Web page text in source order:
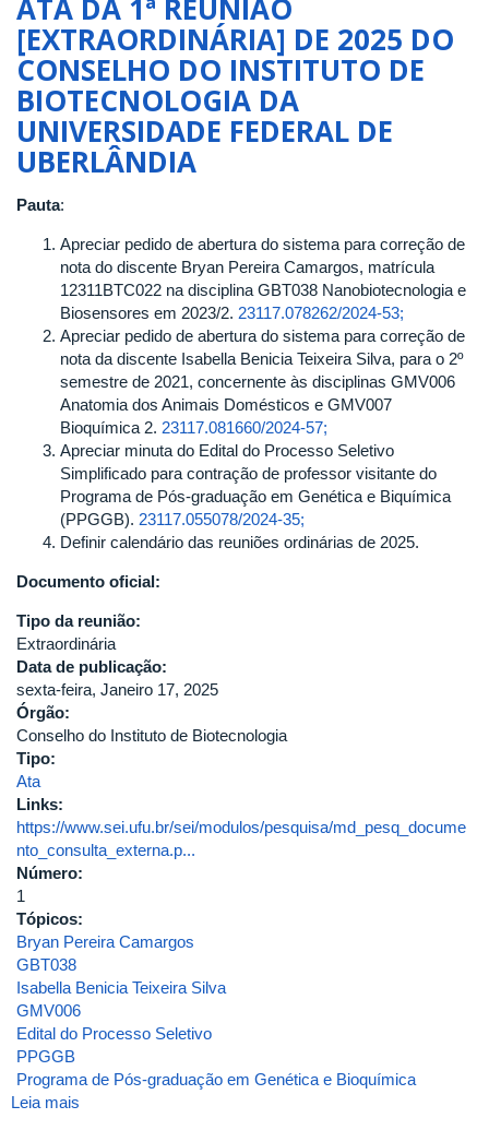
3ª
REUNIÃO
[ORDINÁRIA]
DE
2025
DO
CONSELHO
DO
BIOTECNOLOGIA
DA
UNIVERSIDADE
FEDERAL
DE
UBERLÂNDIA
ATA DA 1ª REUNIÃO
[EXTRAORDINÁRIA] DE 2025 DO
CONSELHO DO INSTITUTO DE
BIOTECNOLOGIA DA
UNIVERSIDADE FEDERAL DE
UBERLÂNDIA
Pauta:
Apreciar pedido de abertura do sistema para correção de
nota do discente Bryan Pereira Camargos, matrícula
12311BTC022 na disciplina GBT038 Nanobiotecnologia e
Biosensores em 2023/2. 23117.078262/2024-53;
Apreciar pedido de abertura do sistema para correção de
nota da discente Isabella Benicia Teixeira Silva, para o 2º
semestre de 2021, concernente às disciplinas GMV006
Anatomia dos Animais Domésticos e GMV007
Bioquímica 2. 23117.081660/2024-57;
Apreciar minuta do Edital do Processo Seletivo
Simplificado para contração de professor visitante do
Programa de Pós-graduação em Genética e Biquímica
(PPGGB). 23117.055078/2024-35;
Definir calendário das reuniões ordinárias de 2025.
Documento oficial:
Tipo da reunião:
Extraordinária
Data de publicação:
sexta-feira, Janeiro 17, 2025
Órgão:
Conselho do Instituto de Biotecnologia
Tipo:
Ata
Links:
https://www.sei.ufu.br/sei/modulos/pesquisa/md_pesq_docume
nto_consulta_externa.p...
Número:
1
Tópicos:
Bryan Pereira Camargos
GBT038
Isabella Benicia Teixeira Silva
GMV006
Edital do Processo Seletivo
PPGGB
Programa de Pós-graduação em Genética e Bioquímica
Leia mais